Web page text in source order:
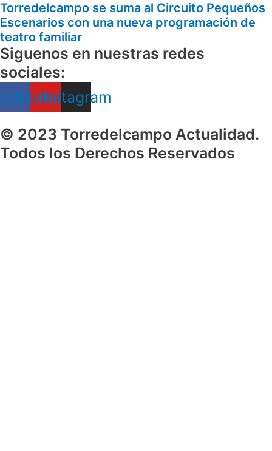
Torredelcampo se suma al Circuito Pequeños
Escenarios con una nueva programación de
teatro familiar
Siguenos en nuestras redes
sociales:
Youtube
Instagram
© 2023 Torredelcampo Actualidad.
Todos los Derechos Reservados